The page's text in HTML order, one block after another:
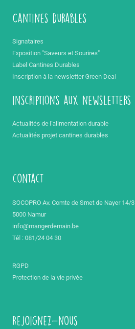
Cantines durables
Signataires
Exposition "Saveurs et Sourires"
Label Cantines Durables
Inscription à la newsletter Green Deal
inscriptions aux newsletters
Actualités de l'alimentation durable
Actualités projet cantines durables
contact
SOCOPRO Av. Comte de Smet de Nayer 14/3
5000 Namur
info@mangerdemain.be
Tél : 081/24 04 30
RGPD
Protection de la vie privée
Rejoignez-nous